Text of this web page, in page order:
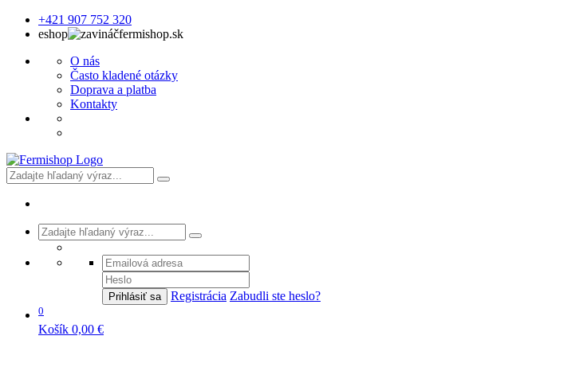
+421 907 752 320
eshop
fermishop.sk
O nás
Často kladené otázky
Doprava a platba
Kontakty
Prihlásiť sa Registrácia Zabudli ste heslo?
0
Košík 0,00 €